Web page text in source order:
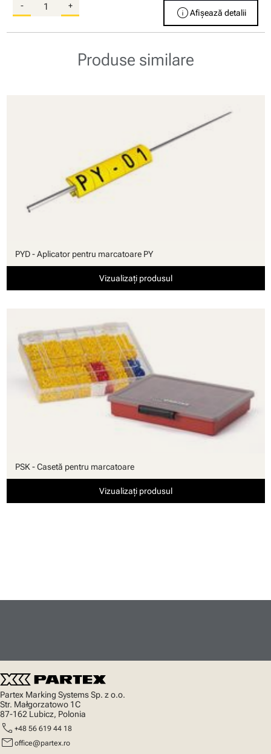
- + infoAfișează detalii
Produse similare
PYD - Aplicator pentru marcatoare PY
Vizualizați produsul
PSK - Casetă pentru marcatoare
Vizualizați produsul
Partex Marking Systems Sp. z o.o.
Str. Małgorzatowo 1C
87-162 Lubicz, Polonia
call +48 56 619 44 18
mail office@partex.ro